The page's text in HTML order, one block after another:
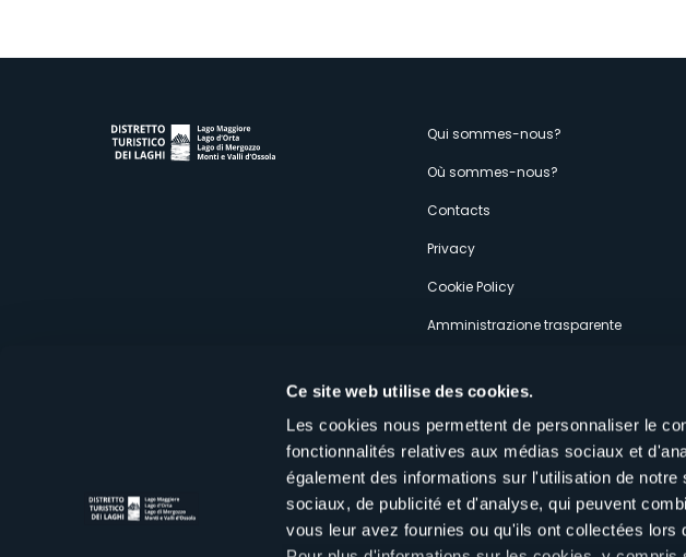
Ce site web utilise des cookies.
Les cookies nous permettent de personnaliser le
fonctionnalités relatives aux médias sociaux et
également des informations sur l'utilisation de
sociaux, de publicité et d'analyse, qui peuvent
vous leur avez fournies ou qu'ils ont collectées lors
Menù
Qui sommes-nous?
Où sommes-nous?
Contacts
Privacy
Cookie Policy
Amministrazione trasparente
Distretto Turistico dei Laghi Scrl
Sede legale e operativa: Corso Italia 26 - 28838 Stresa VB - Italy